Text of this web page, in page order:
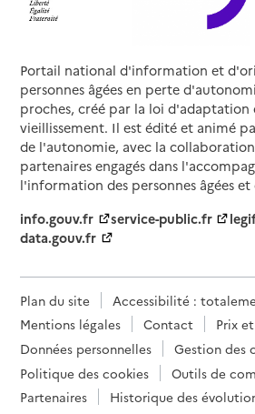
Portail national d'information et
personnes âgées en perte
proches, créé par la loi d'adaptation
vieillissement. Il est édité et animé
de l'autonomie, avec la
partenaires engagés dans
l'information des personnes âgées et
info.gouv.fr
service-public.fr
data.gouv.fr
Plan du site
Accessibilité :
Mentions légales
Contact
Prix
Données personnelles
Gestion des
Politique des cookies
Outils de
Partenaires
Historique des